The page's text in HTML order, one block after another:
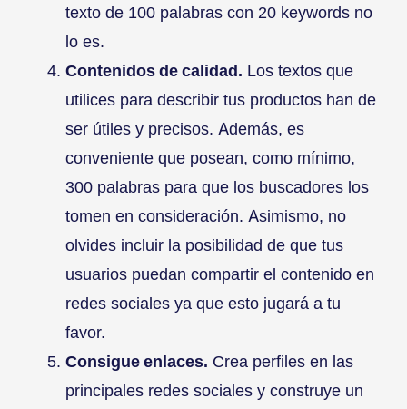
texto de 100 palabras con 20 keywords no
lo es.
Contenidos de calidad. Los textos que
utilices para describir tus productos han de
ser útiles y precisos. Además, es
conveniente que posean, como mínimo,
300 palabras para que los buscadores los
tomen en consideración. Asimismo, no
olvides incluir la posibilidad de que tus
usuarios puedan compartir el contenido en
redes sociales ya que esto jugará a tu
favor.
Consigue enlaces. Crea perfiles en las
principales redes sociales y construye un